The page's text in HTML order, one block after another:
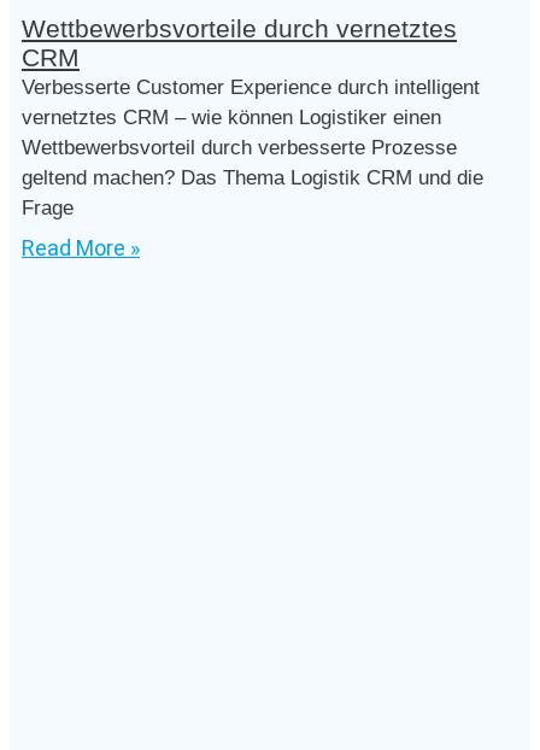
Wettbewerbsvorteile durch vernetztes
CRM
Verbesserte Customer Experience durch intelligent
vernetztes CRM – wie können Logistiker einen
Wettbewerbsvorteil durch verbesserte Prozesse
geltend machen? Das Thema Logistik CRM und die
Frage
Read More »